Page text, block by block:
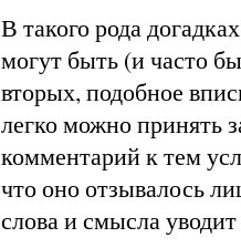
В такого рода
могут быть (и часто
вторых, подобное
легко можно принять
комментарий к тем
что оно отзывалось
слова и смысла